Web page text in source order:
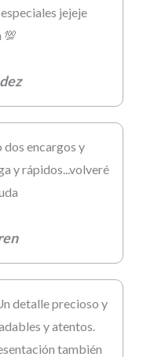
jejeje
💯
dos encargos y
y rápidos...volveré
detalle precioso y
y atentos.
también